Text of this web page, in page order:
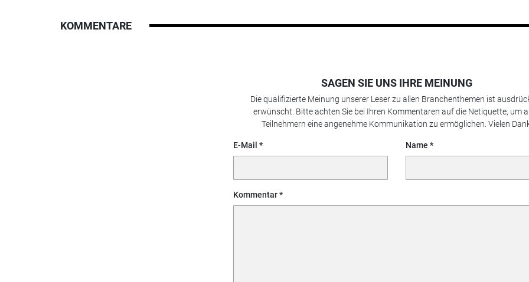
KOMMENTARE
SAGEN SIE UNS IHRE MEINUNG
Die qualifizierte Meinung unserer Leser zu allen Branchenthemen ist
erwünscht. Bitte achten Sie bei Ihren Kommentaren auf die Netiquette, um
Teilnehmern eine angenehme Kommunikation zu ermöglichen. Vielen
E-Mail Name
Kommentar